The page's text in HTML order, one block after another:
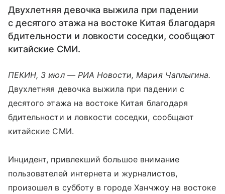
Двухлетняя девочка выжила при падении
с десятого этажа на востоке Китая благодаря
бдительности и ловкости соседки, сообщают
китайские СМИ.
ПЕКИН, 3 июл — РИА Новости, Мария Чаплыгина.
Двухлетняя девочка выжила при падении с
десятого этажа на востоке Китая благодаря
бдительности и ловкости соседки, сообщают
китайские СМИ.
Инцидент, привлекший большое внимание
пользователей интернета и журналистов,
произошел в субботу в городе Ханчжоу на востоке